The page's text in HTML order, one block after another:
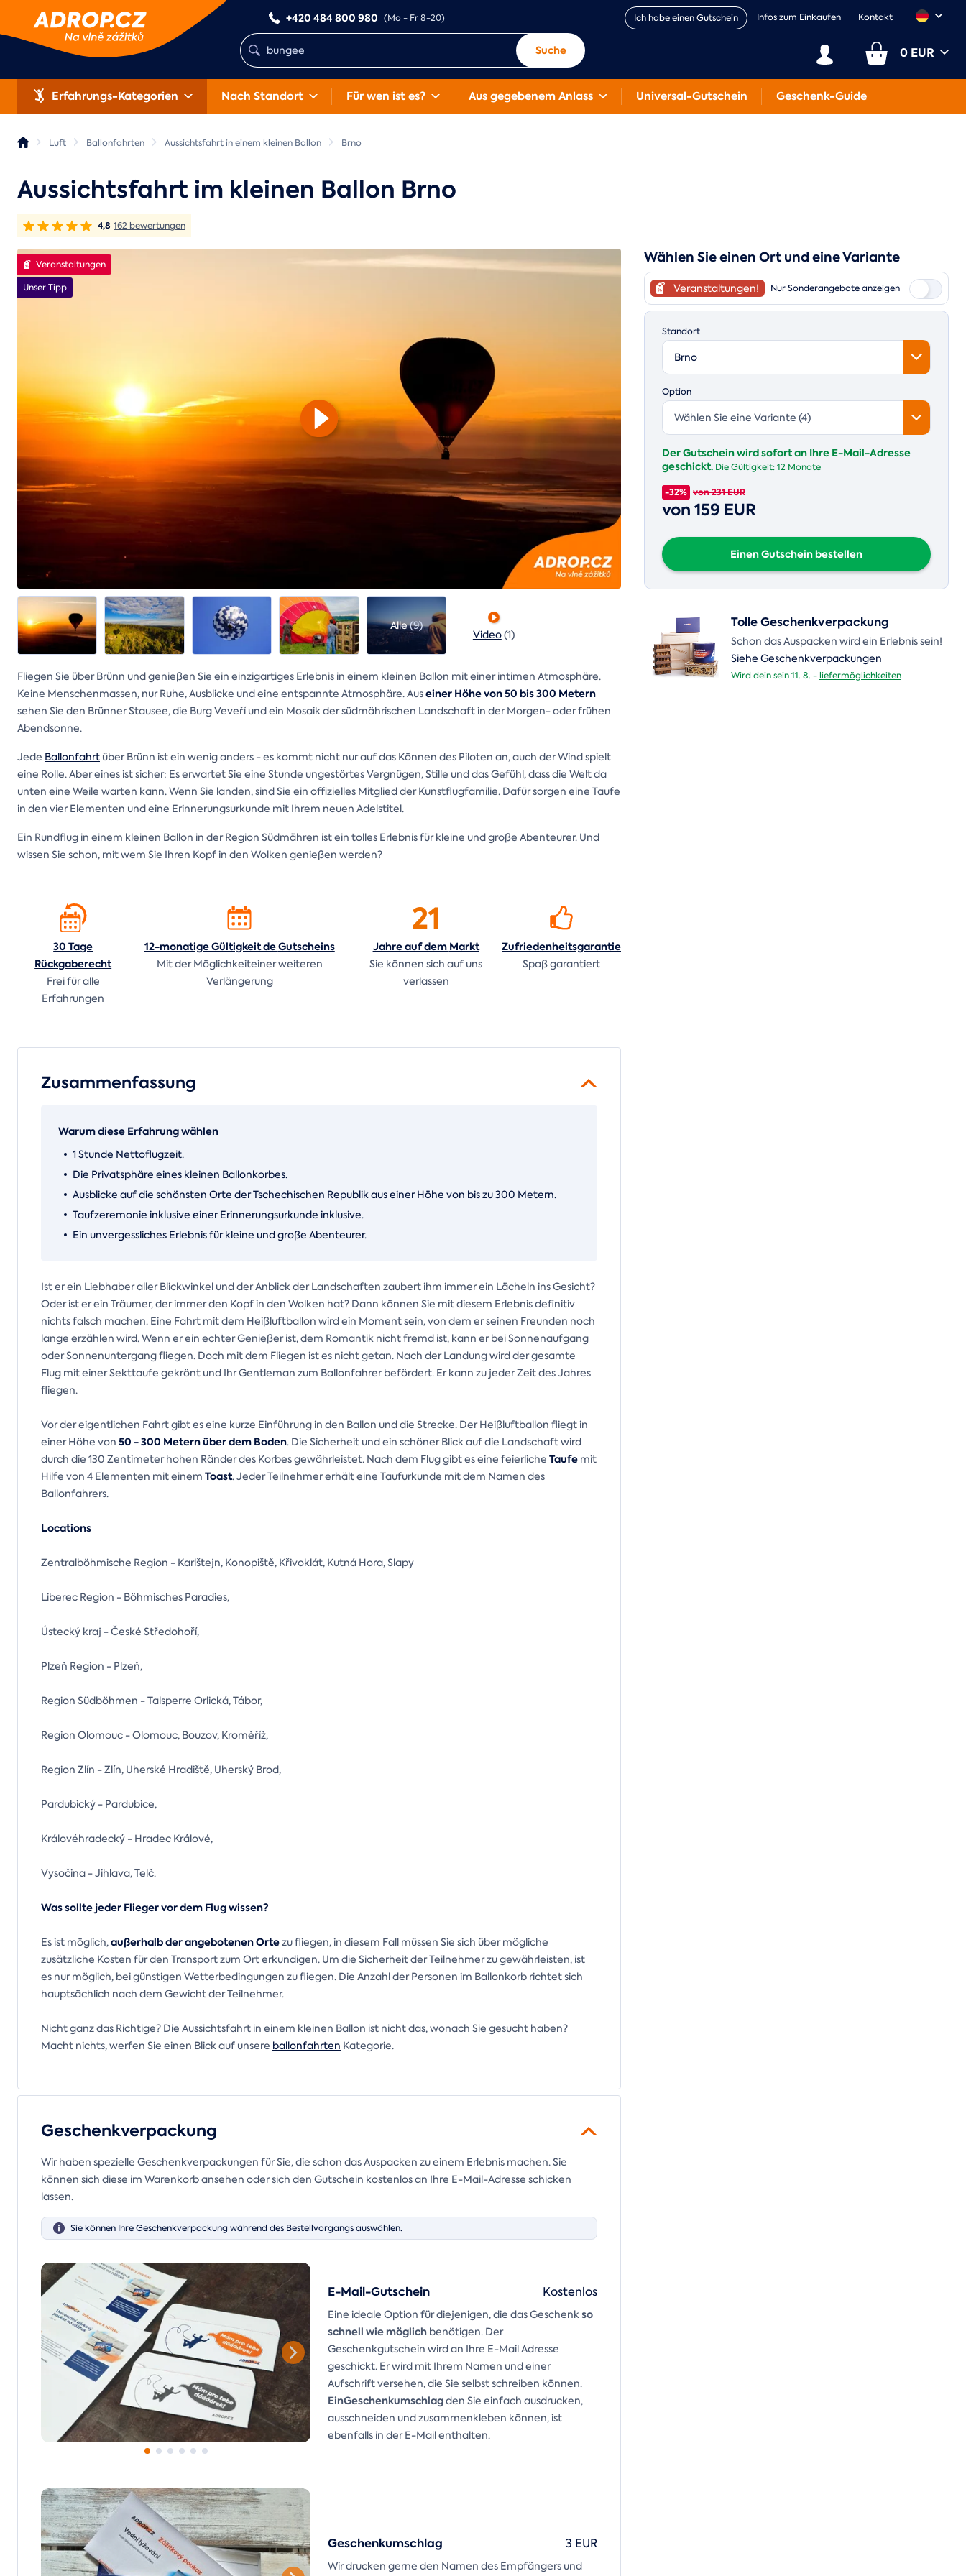
+420 484 800 980 (Mo - Fr 8-20) Ich habe einen Gutschein Infos zum Einkaufen Kontakt
Suche 0 EUR
Erfahrungs-Kategorien Nach Standort Für wen ist es? Aus gegebenem Anlass Universal-Gutschein Geschenk-Guide
Luft Ballonfahrten Aussichtsfahrt in einem kleinen Ballon Brno
Aussichtsfahrt im kleinen Ballon Brno
4,8 162 bewertungen
Veranstaltungen
Unser Tipp
Alle(9)
Video(1)
Wählen Sie einen Ort und eine Variante
Veranstaltungen! Nur Sonderangebote anzeigen
Standort
Brno
Option
Wählen Sie eine Variante (4)
Der Gutschein wird sofort an Ihre E-Mail-Adresse
geschickt. Die Gültigkeit:12 Monate
-32% von 231 EUR
von 159 EUR
Einen Gutschein bestellen
Tolle Geschenkverpackung
Schon das Auspacken wird ein Erlebnis sein!
Siehe Geschenkverpackungen
Wird dein sein 11. 8. -liefermöglichkeiten
Fliegen Sie über Brünn und genießen Sie ein einzigartiges Erlebnis in einem kleinen Ballon mit einer intimen Atmosphäre.
Keine Menschenmassen, nur Ruhe, Ausblicke und eine entspannte Atmosphäre. Auseiner Höhe von 50 bis 300 Metern
sehen Sie den Brünner Stausee, die Burg Veveří und ein Mosaik der südmährischen Landschaft in der Morgen- oder frühen
Abendsonne.
Jede Ballonfahrt über Brünn ist ein wenig anders - es kommt nicht nur auf das Können des Piloten an, auch der Wind spielt
eine Rolle. Aber eines ist sicher: Es erwartet Sie eine Stunde ungestörtes Vergnügen, Stille und das Gefühl, dass die Welt da
unten eine Weile warten kann. Wenn Sie landen, sind Sie ein offizielles Mitglied der Kunstflugfamilie. Dafür sorgen eine Taufe
in den vier Elementen und eine Erinnerungsurkunde mit Ihrem neuen Adelstitel.
Ein Rundflug in einem kleinen Ballon in der Region Südmähren ist ein tolles Erlebnis für kleine und große Abenteurer. Und
wissen Sie schon, mit wem Sie Ihren Kopf in den Wolken genießen werden?
30 Tage
Rückgaberecht
Frei für alle
Erfahrungen
12-monatige Gültigkeit deGutscheins
Mit der Möglichkeiteiner weiteren
Verlängerung
21
Jahre auf dem Markt
Sie können sich auf uns
verlassen
Zufriedenheitsgarantie
Spaß garantiert
Zusammenfassung
Warum diese Erfahrung wählen
1 Stunde Nettoflugzeit.
Die Privatsphäre eines kleinen Ballonkorbes.
Ausblicke auf die schönsten Orte der Tschechischen Republik aus einer Höhe von bis zu 300 Metern.
Taufzeremonie inklusive einer Erinnerungsurkunde inklusive.
Ein unvergessliches Erlebnis für kleine und große Abenteurer.
Ist er ein Liebhaber aller Blickwinkel und der Anblick der Landschaften zaubert ihm immer ein Lächeln ins Gesicht?
Oder ist er ein Träumer, der immer den Kopf in den Wolken hat? Dann können Sie mit diesem Erlebnis definitiv
nichts falsch machen. Eine Fahrt mit dem Heißluftballon wird ein Moment sein, von dem er seinen Freunden noch
lange erzählen wird. Wenn er ein echter Genießer ist, dem Romantik nicht fremd ist, kann er bei Sonnenaufgang
oder Sonnenuntergang fliegen. Doch mit dem Fliegen ist es nicht getan. Nach der Landung wird der gesamte
Flug mit einer Sekttaufe gekrönt und Ihr Gentleman zum Ballonfahrer befördert. Er kann zu jeder Zeit des Jahres
fliegen.
Vor der eigentlichen Fahrt gibt es eine kurze Einführung in den Ballon und die Strecke. Der Heißluftballon fliegt in
einer Höhe von 50 - 300 Metern über dem Boden. Die Sicherheit und ein schöner Blick auf die Landschaft wird
durch die 130 Zentimeter hohen Ränder des Korbes gewährleistet. Nach dem Flug gibt es eine feierliche Taufe mit
Hilfe von 4 Elementen mit einem Toast. Jeder Teilnehmer erhält eine Taufurkunde mit dem Namen des
Ballonfahrers.
Locations
Zentralböhmische Region - Karlštejn, Konopiště, Křivoklát, Kutná Hora, Slapy
Liberec Region - Böhmisches Paradies,
Ústecký kraj - České Středohoří,
Plzeň Region - Plzeň,
Region Südböhmen - Talsperre Orlická, Tábor,
Region Olomouc - Olomouc, Bouzov, Kroměříž,
Region Zlín - Zlín, Uherské Hradiště, Uherský Brod,
Pardubický - Pardubice,
Královéhradecký - Hradec Králové,
Vysočina - Jihlava, Telč.
Was sollte jeder Flieger vor dem Flug wissen?
Es ist möglich,außerhalb der angebotenen Ortezu fliegen, in diesem Fall müssen Sie sich über mögliche
zusätzliche Kosten für den Transport zum Ort erkundigen. Um die Sicherheit der Teilnehmer zu gewährleisten, ist
es nur möglich, bei günstigen Wetterbedingungen zu fliegen. Die Anzahl der Personen im Ballonkorb richtet sich
hauptsächlich nach dem Gewicht der Teilnehmer.
Nicht ganz das Richtige? Die Aussichtsfahrt in einem kleinen Ballon ist nicht das, wonach Sie gesucht haben?
Macht nichts, werfen Sie einen Blick auf unsere ballonfahrten Kategorie.
Geschenkverpackung
Wir haben spezielle Geschenkverpackungen für Sie, die schon das Auspacken zu einem Erlebnis machen. Sie
können sich diese im Warenkorb ansehen oder sich den Gutschein kostenlos an Ihre E-Mail-Adresse schicken
lassen.
Sie können Ihre Geschenkverpackung während des Bestellvorgangs auswählen.
E-Mail-Gutschein
Eine ideale Option für diejenigen, die das Geschenkso
schnell wie möglich benötigen. Der
Geschenkgutschein wird an Ihre E-Mail Adresse
geschickt. Er wird mit Ihrem Namen und einer
Aufschrift versehen, die Sie selbst schreiben können.
EinGeschenkumschlagden Sie einfach ausdrucken,
ausschneiden und zusammenkleben können, ist
ebenfalls in der E-Mail enthalten.
Kostenlos
Geschenkumschlag
Wir drucken gerne den Namen des Empfängers und
3 EUR